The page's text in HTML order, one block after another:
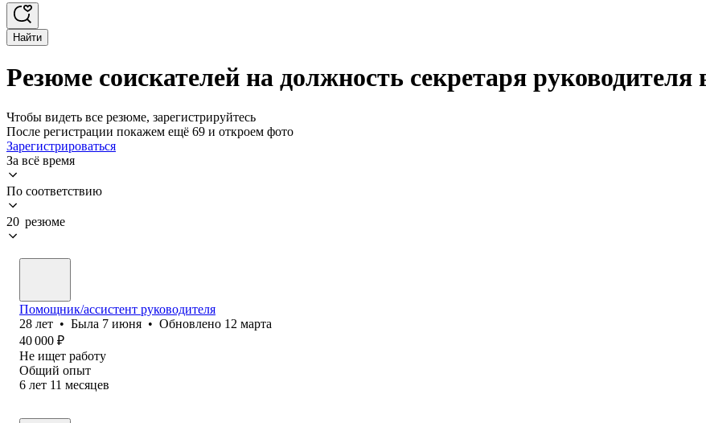
Найти
Резюме соискателей на должность секретаря руководителя
Чтобы видеть все резюме, зарегистрируйтесь
После регистрации покажем ещё 69 и откроем фото
Зарегистрироваться
За всё время
По соответствию
20 резюме
Помощник/ассистент руководителя
28 лет • Была 7 июня • Обновлено 12 марта
40 000 ₽
Не ищет работу
Общий опыт
6 лет 11 месяцев